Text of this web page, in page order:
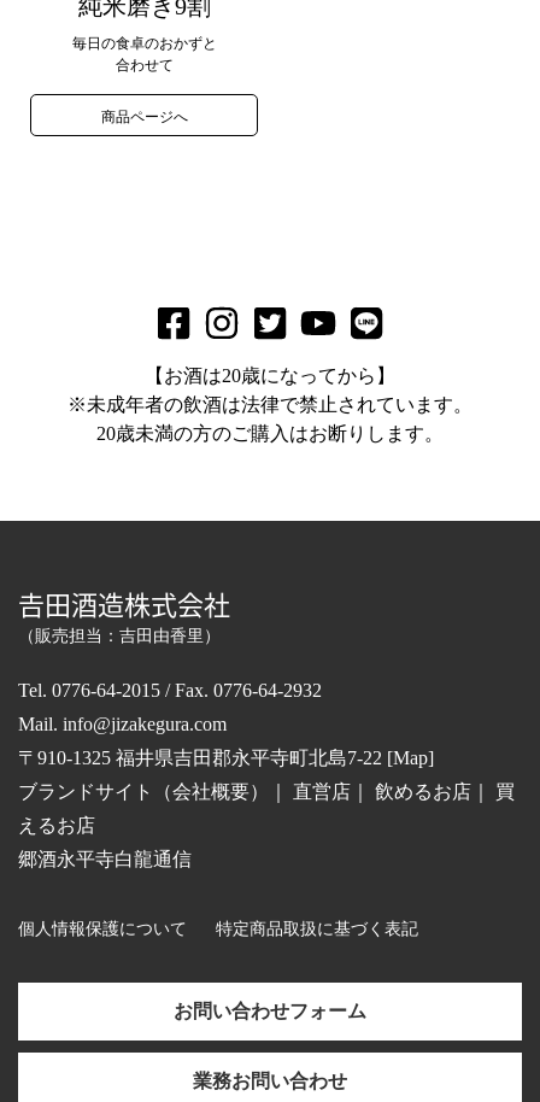
純米磨き9割
毎日の食卓のおかずと
合わせて
商品ページへ
【お酒は20歳になってから】
※未成年者の飲酒は法律で禁止されています。
20歳未満の方のご購入はお断りします。
𠮷田酒造株式会社
（販売担当：吉田由香里）
Tel. 0776-64-2015 / Fax. 0776-64-2932
Mail. info@jizakegura.com
〒910-1325 福井県吉田郡永平寺町北島7-22 [Map]
ブランドサイト（会社概要）
直営店 飲めるお店
買
えるお店
郷酒永平寺白龍通信
個人情報保護について 特定商品取扱に基づく表記
お問い合わせフォーム
業務お問い合わせ